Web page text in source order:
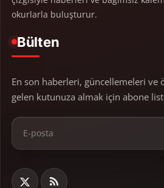
okurlarla buluşturur.
Bülten
En son haberleri, güncellemeleri ve
gelen kutunuza almak için abone